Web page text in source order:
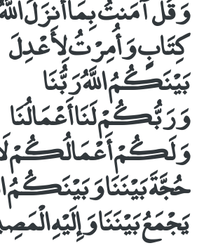
كِتَابٍ وَأُمِرْتُ لِأَعْدِلَ
بَيْنَكُمُ اللَّهُ رَبُّنَا
وَرَبُّكُمْ لَنَا أَعْمَالُنَا
وَلَكُمْ أَعْمَالُكُمْ
حُجَّةَ بَيْنَنَا وَبَيْنَكُمُ
يَجْمَعُ بَيْنَنَا وَإِلَيْهِ